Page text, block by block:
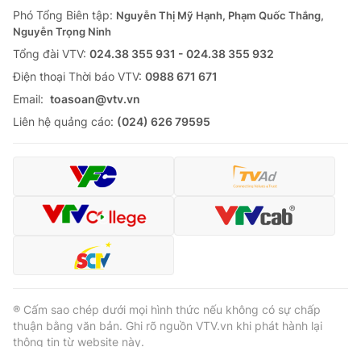
Phó Tổng Biên tập: Nguyễn Thị Mỹ Hạnh, Phạm Quốc Thắng,
Nguyễn Trọng Ninh
Tổng đài VTV: 024.38 355 931 - 024.38 355 932
Ðiện thoại Thời báo VTV: 0988 671 671
Email: toasoan@vtv.vn
Liên hệ quảng cáo: (024) 626 79595
® Cấm sao chép dưới mọi hình thức nếu không có sự chấp
thuận bằng văn bản. Ghi rõ nguồn VTV.vn khi phát hành lại
thông tin từ website này.